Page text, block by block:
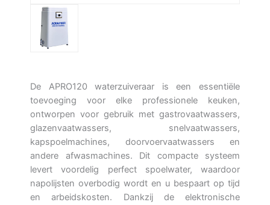
De APRO120 waterzuiveraar is een essentiële
toevoeging voor elke professionele keuken,
ontworpen voor gebruik met gastrovaatwassers,
glazenvaatwassers, snelvaatwassers,
kapspoelmachines, doorvoervaatwassers en
andere afwasmachines. Dit compacte systeem
levert voordelig perfect spoelwater, waardoor
napolijsten overbodig wordt en u bespaart op tijd
en arbeidskosten. Dankzij de elektronische